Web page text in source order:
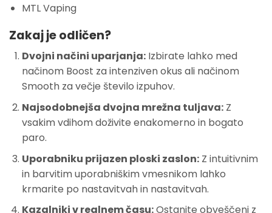
MTL Vaping
Zakaj je odličen?
Dvojni načini uparjanja:Izbirate lahko med
načinom Boost za intenziven okus ali načinom
Smooth za večje število izpuhov.
Najsodobnejša dvojna mrežna tuljava:Z
vsakim vdihom doživite enakomerno in bogato
paro.
Uporabniku prijazen ploski zaslon:Z intuitivnim
in barvitim uporabniškim vmesnikom lahko
krmarite po nastavitvah in nastavitvah.
Kazalniki v realnem času:Ostanite obveščeni z